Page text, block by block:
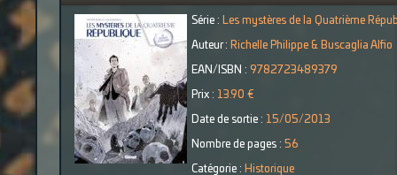
Série : Les mystères de la Quatrième
Auteur : Richelle Philippe & Buscaglia Alfio
EAN/ISBN : 9782723489379
Prix : 13.90 €
Date de sortie : 15/05/2013
Nombre de pages : 56
Catégorie : Historique